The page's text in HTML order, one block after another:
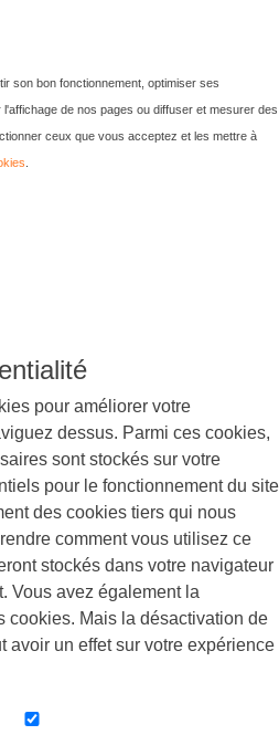
son bon fonctionnement, optimiser ses
de nos pages ou diffuser et mesurer des
ceux que vous acceptez et les mettre à
pour améliorer votre
dessus. Parmi ces cookies,
sont stockés sur votre
pour le fonctionnement du site
des cookies tiers qui nous
comment vous utilisez ce
stockés dans votre navigateur
Vous avez également la
cookies. Mais la désactivation de
avoir un effet sur votre expérience